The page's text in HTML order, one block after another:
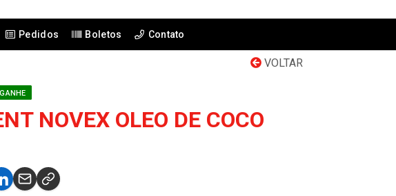
Pedidos Boletos Contato
VOLTAR
NOVEX OLEO DE COCO